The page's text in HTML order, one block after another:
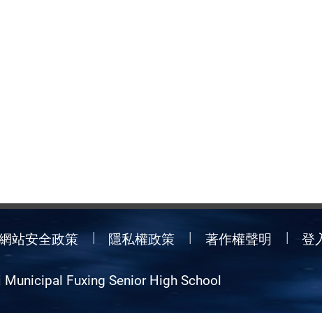
站安全政策 隱私權政策 著作權聲明 登
Fuxing Senior High School